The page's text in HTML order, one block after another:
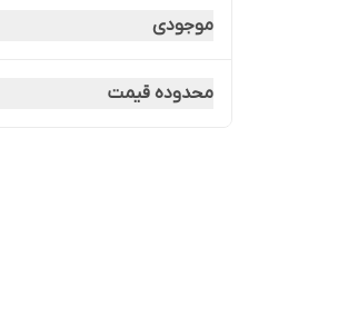
موجودی
محدوده قیمت